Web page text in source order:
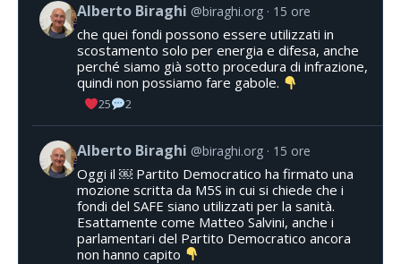
Alberto Biraghi @biraghi.org 15 ore
che quei fondi possono essere utilizzati in
scostamento solo per energia e difesa, anche
perché siamo già sotto procedura di infrazione,
quindi non possiamo fare gabole.
25 2
Alberto Biraghi @biraghi.org 15 ore
Oggi il ￼ Partito Democratico ha firmato una
mozione scritta da M5S in cui si chiede che i
fondi del SAFE siano utilizzati per la sanità.
Esattamente come Matteo Salvini, anche i
parlamentari del Partito Democratico ancora
non hanno capito